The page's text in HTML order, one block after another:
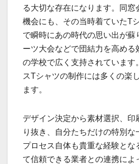
る大切な存在になります。同窓
機会にも、その当時着ていたT
で瞬時にあの時代の思い出が蘇
ーツ大会などで団結力を高める
の学校で広く支持されています
スTシャツの制作には多くの楽
ます。
デザイン決定から素材選択、印
り抜き、自分たちだけの特別な
プロセス自体も貴重な経験とな
て信頼できる業者との連携によ